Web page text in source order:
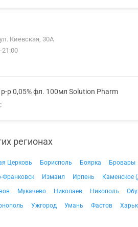
Киевская, 30А
21:00
р 0,05% фл. 100мл Solution Pharm
регионах
Церковь Борисполь Боярка Бровары
Франковск Измаил Ирпень Каменское
Мукачево Николаев Никополь
Ужгород Умань Фастов